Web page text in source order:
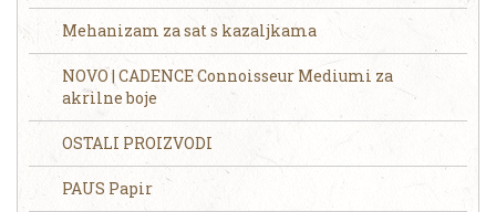
Mehanizam za sat s kazaljkama
NOVO | CADENCE Connoisseur Mediumi za
akrilne boje
OSTALI PROIZVODI
PAUS Papir